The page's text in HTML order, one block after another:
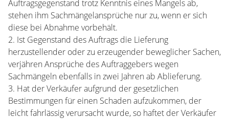
Auftragsgegenstand trotz Kenntnis eines Mangels ab,
stehen ihm Sachmängelansprüche nur zu, wenn er sich
diese bei Abnahme vorbehält.
2. Ist Gegenstand des Auftrags die Lieferung
herzustellender oder zu erzeugender beweglicher Sachen,
verjähren Ansprüche des Auftraggebers wegen
Sachmängeln ebenfalls in zwei Jahren ab Ablieferung.
3. Hat der Verkäufer aufgrund der gesetzlichen
Bestimmungen für einen Schaden aufzukommen, der
leicht fahrlässig verursacht wurde, so haftet der Verkäufer